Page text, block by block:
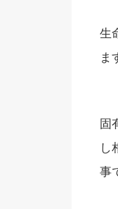
生
ま
固
し
事